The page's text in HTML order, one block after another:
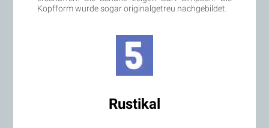
Kopfform wurde sogar originalgetreu nachgebildet.
Rustikal